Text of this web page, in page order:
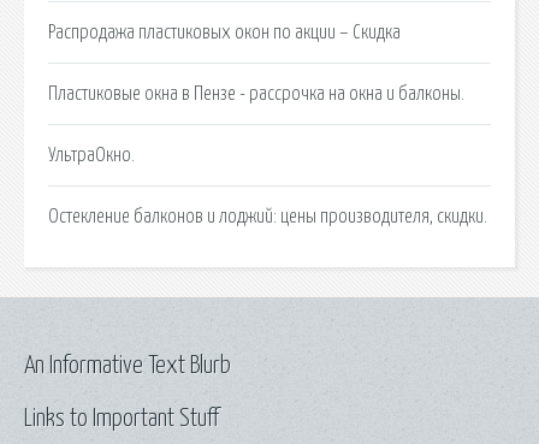
Распродажа пластиковых окон по акции – Скидка
Пластиковые окна в Пензе - рассрочка на окна и балконы.
УльтраОкно.
Остекление балконов и лоджий: цены производителя, скидки.
Links to Important Stuff
An Informative Text Blurb